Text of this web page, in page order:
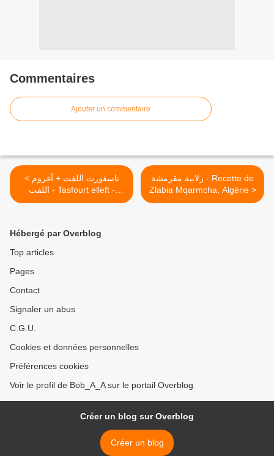
Commentaires
Ajouter un commentaire
< تاسفورت اللفت + آغروم
اللفت - Tasfourt elleft -
Aghrom left
زلابية مقرمشة - Recette de
Zlabia Mqarmcha, Algérie >
Hébergé par Overblog
Top articles
Pages
Contact
Signaler un abus
C.G.U.
Cookies et données personnelles
Préférences cookies
Voir le profil de Bob_A_A sur le portail Overblog
Créer un blog sur Overblog
Créer un blog